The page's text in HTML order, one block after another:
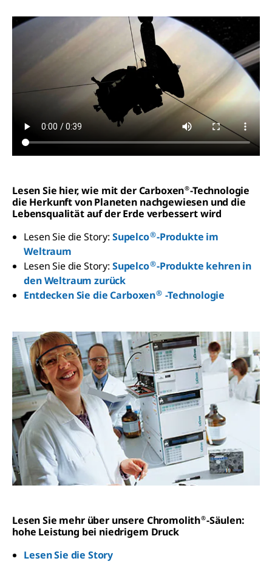
Lesen Sie hier, wie mit der Carboxen®-Technologie
die Herkunft von Planeten nachgewiesen und die
Lebensqualität auf der Erde verbessert wird
Lesen Sie die Story: Supelco®-Produkte im
Weltraum
Lesen Sie die Story: Supelco®-Produkte kehren in
den Weltraum zurück
Entdecken Sie die Carboxen® -Technologie
Lesen Sie mehr über unsere Chromolith®-Säulen:
hohe Leistung bei niedrigem Druck
Lesen Sie die Story